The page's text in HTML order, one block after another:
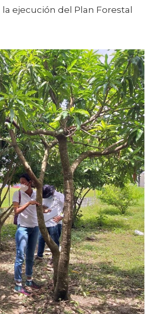
ejecución del Plan Forestal